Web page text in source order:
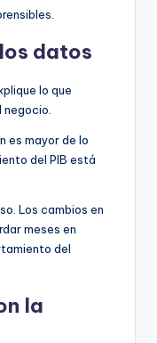
datos
lo que
es mayor de lo
del PIB está
Los cambios en
meses en
del
la